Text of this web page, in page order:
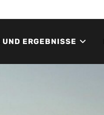
UND ERGEBNISSE